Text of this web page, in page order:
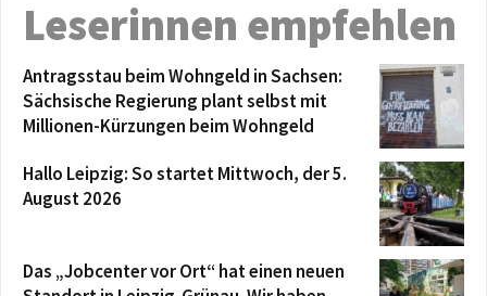
Leserinnen empfehlen
Antragsstau beim Wohngeld in Sachsen:
Sächsische Regierung plant selbst mit
Millionen-Kürzungen beim Wohngeld
Hallo Leipzig: So startet Mittwoch, der 5.
August 2026
Das „Jobcenter vor Ort“ hat einen neuen